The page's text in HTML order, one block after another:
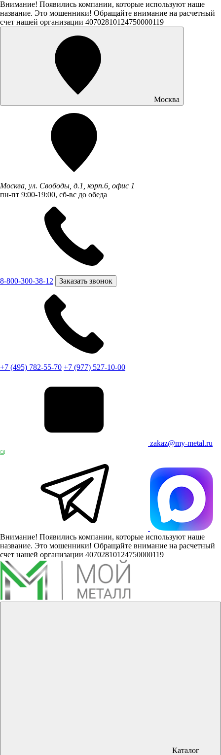
Внимание! Появились компании, которые используют наше
название. Это мошенники! Обращайте внимание на расчетный
счет нашей организации 40702810124750000119
Москва
Москва, ул. Свободы, д.1, корп.6, офис 1
пн-пт 9:00-19:00, сб-вс до обеда
8-800-300-38-12 Заказать звонок
+7 (495) 782-55-70 +7 (977) 527-10-00
zakaz@my-metal.ru
Внимание! Появились компании, которые используют наше
название. Это мошенники! Обращайте внимание на расчетный
счет нашей организации 40702810124750000119
Каталог